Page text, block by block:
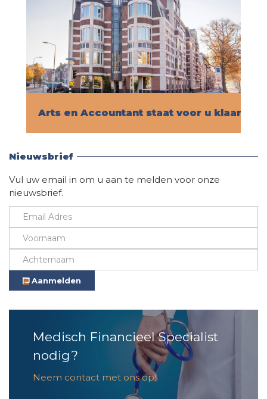
Arts en Accountant staat voor u klaar!
Nieuwsbrief
Vul uw email in om u aan te melden voor onze
nieuwsbrief.
Aanmelden
Medisch Financieel Specialist
nodig?
Neem contact met ons op!